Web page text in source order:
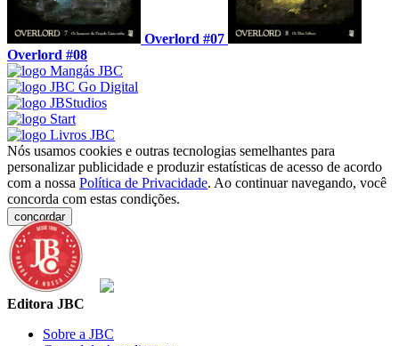
Overlord #07
Overlord #08
Nós usamos cookies e outras tecnologias semelhantes para
personalizar publicidade e produzir estatísticas de acesso de acordo
com a nossa Política de Privacidade. Ao continuar navegando, você
concorda com estas condições.
concordar
Editora JBC
Sobre a JBC